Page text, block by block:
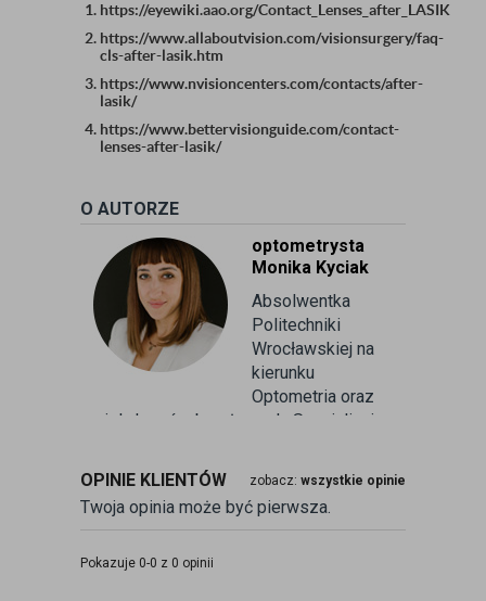
https://eyewiki.aao.org/Contact_Lenses_after_LASIK
https://www.allaboutvision.com/visionsurgery/faq-
cls-after-lasik.htm
https://www.nvisioncenters.com/contacts/after-
lasik/
https://www.bettervisionguide.com/contact-
lenses-after-lasik/
O AUTORZE
optometrysta
Monika Kyciak
Absolwentka
Politechniki
Wrocławskiej na
kierunku
Optometria oraz
wielu kursów branżowych. Specjalizuje
kontaktologii, czyli dobieraniu
soczewek kontaktowych miękkich. Od
ponad 10 lat pracuje w branży
optometrysta pracujący w gabinecie.
OPINIE KLIENTÓW zobacz: wszystkie opinie
Twoja opinia może być pierwsza.
Pokazuje 0-0 z 0 opinii